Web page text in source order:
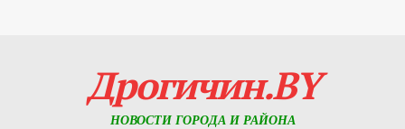
Дрогичин.BY
НОВОСТИ ГОРОДА И РАЙОНА